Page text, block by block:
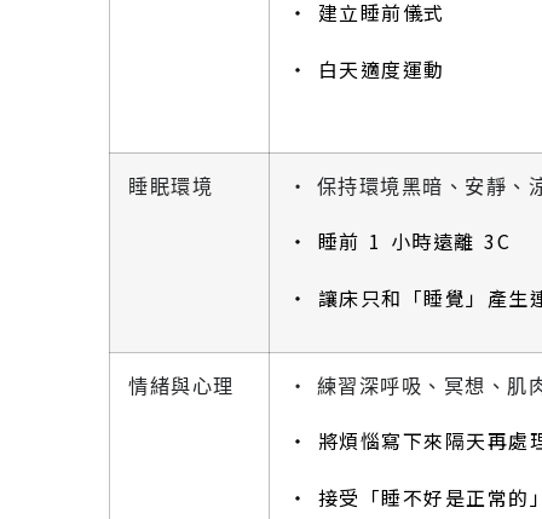
‧ 建立睡前儀式
‧ 白天適度運動
睡眠環境 ‧ 保持環境黑暗、安靜、
‧ 睡前 1 小時遠離 3C
‧ 讓床只和「睡覺」產生
情緒與心理 ‧ 練習深呼吸、冥想、肌
‧ 將煩惱寫下來隔天再處
‧ 接受「睡不好是正常的